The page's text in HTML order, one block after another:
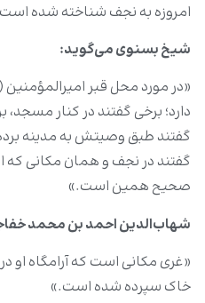
امروزه به نجف شناخته شده
شیخ بسنوی می‌گوید:
«در مورد محل قبر امیرالمؤمنین
دارد؛ برخی گفتند در کنار
گفتند طبق وصیتش به مدینه
گفتند در نجف و همان مکانی که
صحیح همین است.»
شهاب‌الدین احمد بن محمد
«غری مکانی است که آرامگاه او
خاک سپرده شده است.»